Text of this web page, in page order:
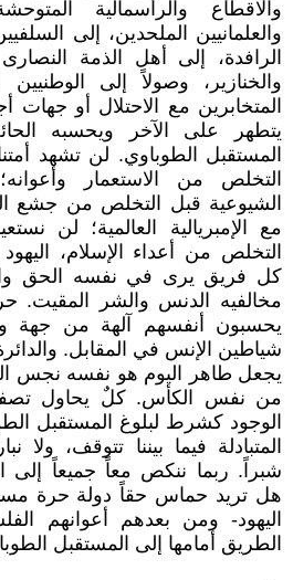
والاقطاع والرأسمالية
والعلمانيين الملحدين، إلى
الرافدة، إلى أهل الذمة النصارى
والخنازير، وصولاً إلى
المتخابرين مع الاحتلال أو جهات
يتطهر على الآخر ويحسبه
المستقبل الطوباوي. لن تشهد
التخلص من الاستعمار
الشيوعية قبل التخلص من جشع
مع الإمبريالية العالمية؛ لن
التخلص من أعداء الإسلام،
كل فريق يرى في نفسه الحق
مخالفيه الدنس والشر المقيت.
يحسبون أنفسهم آلهة من جهة
شياطين الإنس في المقابل.
يجعل طاهر اليوم هو نفسه نجس
من نفس الكأس. كلٌ يحاول
الوجود كشرط لبلوغ المستقبل
المتبادلة فيما بيننا تتوقف، ولا
شبراً. ربما ننكص معاً جميعاً إلى
هل تريد حماس حقاً دولة حرة
اليهود- ومن بعدهم أعوانهم
الطريق أمامها إلى المستقبل